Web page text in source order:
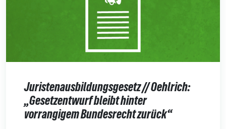
Juristenausbildungsgesetz // Oehlrich:
„Gesetzentwurf bleibt hinter
vorrangigem Bundesrecht zurück“